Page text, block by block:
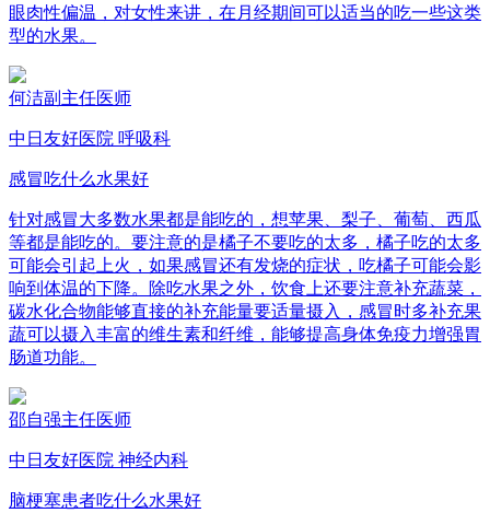
眼肉性偏温，对女性来讲，在月经期间可以适当的吃一些这类
型的水果。
何洁副主任医师
中日友好医院 呼吸科
感冒吃什么水果好
针对感冒大多数水果都是能吃的，想苹果、梨子、葡萄、西瓜
等都是能吃的。要注意的是橘子不要吃的太多，橘子吃的太多
可能会引起上火，如果感冒还有发烧的症状，吃橘子可能会影
响到体温的下降。除吃水果之外，饮食上还要注意补充蔬菜，
碳水化合物能够直接的补充能量要适量摄入，感冒时多补充果
蔬可以摄入丰富的维生素和纤维，能够提高身体免疫力增强胃
肠道功能。
邵自强主任医师
中日友好医院 神经内科
脑梗塞患者吃什么水果好